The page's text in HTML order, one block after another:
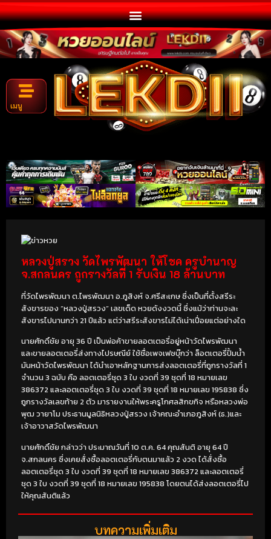
เมนู
หลวงปู่สรวง วัดไพรพัฒนา ให้โชค ครูบำนาญ
จ.สกลนคร ถูกรางวัลที่ 1 รับเงิน 18 ล้านบาท
ที่วัดไพรพัฒนา ต.ไพรพัฒนา อ.ภูสิงห์ จ.ศรีสะเกษ ซึ่งเป็นที่ตั้งสรีระ
สังขารของ “หลวงปู่สรวง” เลขเด็ด หวยดังงวดนี้ ซึ่งแม้ว่าท่านจะละ
สังขารไปนานกว่า 21 ปีแล้ว แต่ว่าสรีระสังขารไม่ได้เน่าเปื่อยแต่อย่างใด
นายศักดิ์ชัย อายุ 36 ปี เป็นพ่อค้าขายลอตเตอรี่อยู่หน้าวัดไพรพัฒนา
และขายลอตเตอรี่ส่งทางไปรษณีย์ ใช้ชื่อเพจเฟซบุ๊กว่า ล็อตเตอรี่ปั้มน้ำ
มันหน้าวัดไพรพัฒนา ได้นำเอาหลักฐานการส่งลอตเตอรี่ที่ถูกรางวัลที่ 1
จำนวน 3 ฉบับ คือ ลอตเตอรี่ชุด 3 ใบ งวดที่ 39 ชุดที่ 18 หมายเลข
386372 และลอตเตอรี่ชุด 3 ใบ งวดที่ 39 ชุดที่ 18 หมายเลข 195838 ซึ่ง
ถูกรางวัลเลขท้าย 2 ตัว มารายงานให้พระครูโกศลสิกขกิจ หรือหลวงพ่อ
พุฒ วายาโม ประธานมูลนิธิหลวงปู่สรวง เจ้าคณะอำเภอภูสิงห์ (ธ.)และ
เจ้าอาวาสวัดไพรพัฒนา
นายศักดิ์ชัย กล่าวว่า ประมาณวันที่ 10 ต.ค. 64 คุณสันติ อายุ 64 ปี
จ.สกลนคร ซึ่งเคยสั่งซื้อลอตเตอรี่กับตนมาแล้ว 2 งวด ได้สั่งซื้อ
ลอตเตอรี่ชุด 3 ใบ งวดที่ 39 ชุดที่ 18 หมายเลข 386372 และลอตเตอรี่
ชุด 3 ใบ งวดที่ 39 ชุดที่ 18 หมายเลข 195838 โดยตนได้ส่งลอตเตอรี่ไป
ให้คุณสันติแล้ว
บทความเพิ่มเติม